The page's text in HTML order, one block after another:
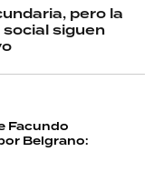
pero la
siguen
Facundo
Belgrano: